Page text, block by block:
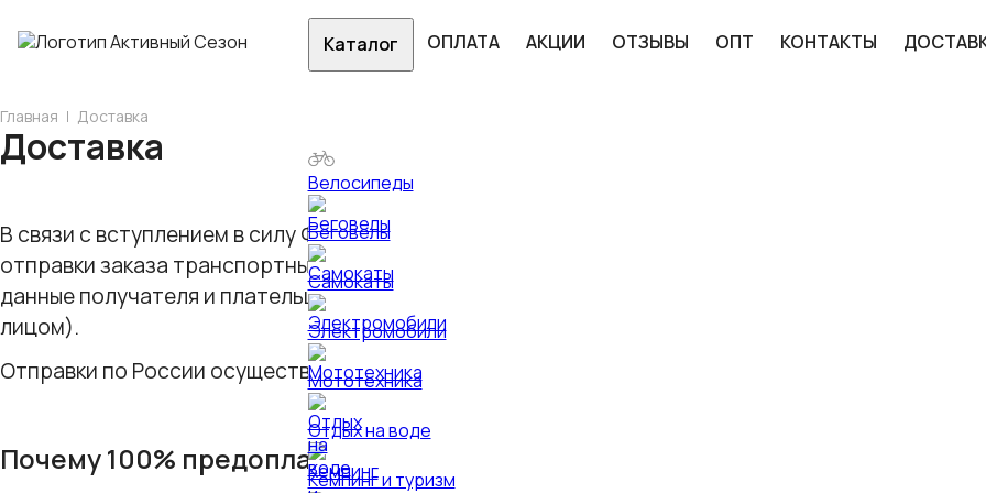
Каталог
Велосипеды
Беговелы
Самокаты
Электромобили
Мототехника
Отдых на воде
Кемпинг и туризм
ОПЛАТА АКЦИИ ОТЗЫВЫ ОПТ КОНТАКТЫ
Главная Доставка
Доставка
В связи с вступлением в силу Федерального закона от «06» июля 2016 года № 374-ФЗ для
отправки заказа транспортные компании требуют от отправителя предоставлять паспортные
данные получателя и плательщика груза (в случае, если получатель/плательщик являются физ.
лицом).
Отправки по России осуществляются после 100 % оплаты за заказ.
Почему 100% предоплата?